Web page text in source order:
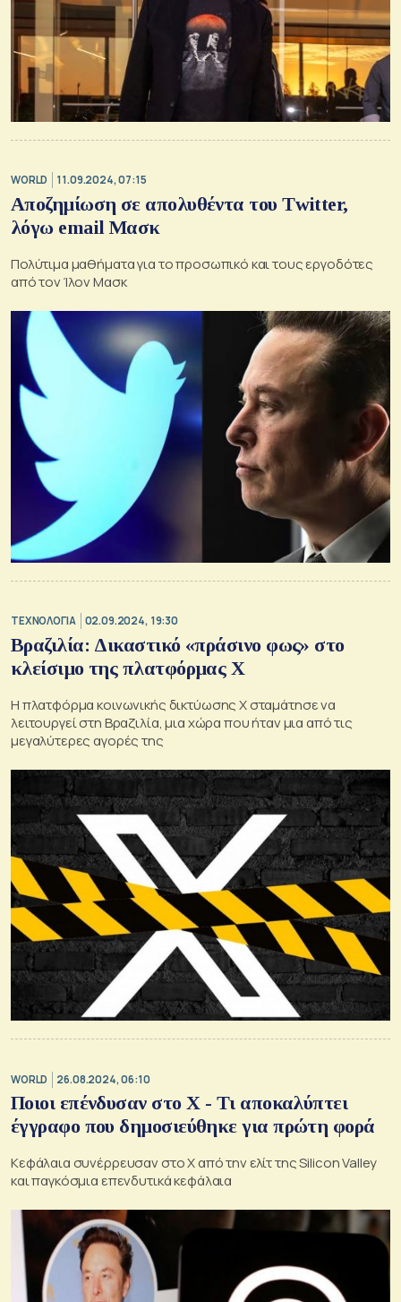
WORLD 11.09.2024, 07:15
Αποζημίωση σε απολυθέντα του Τwitter,
λόγω email Μασκ
Πολύτιμα μαθήματα για το προσωπικό και τους εργοδότες
από τον Ίλον Μασκ
ΤΕΧΝΟΛΟΓΙΑ 02.09.2024, 19:30
Βραζιλία: Δικαστικό «πράσινο φως» στο
κλείσιμο της πλατφόρμας Χ
Η πλατφόρμα κοινωνικής δικτύωσης Χ σταμάτησε να
λειτουργεί στη Βραζιλία, μια χώρα που ήταν μια από τις
μεγαλύτερες αγορές της
WORLD 26.08.2024, 06:10
Ποιοι επένδυσαν στο Χ - Τι αποκαλύπτει
έγγραφο που δημοσιεύθηκε για πρώτη φορά
Κεφάλαια συνέρρευσαν στο Χ από την ελίτ της Silicon Valley
και παγκόσμια επενδυτικά κεφάλαια